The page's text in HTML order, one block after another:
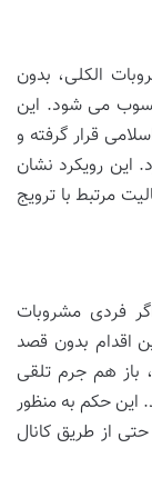
الکلی، بدون
می شود. این
مجازات اسلامی قرار گرفته و
این رویکرد نشان
مرتبط با ترویج
اگر فردی مشروبات
اقدام بدون قصد
باز هم جرم تلقی
ماده ۷۰۲ خواهد شد. این حکم به منظور
از طریق کانال